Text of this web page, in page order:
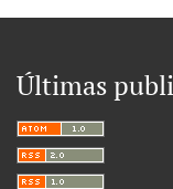
Últimas